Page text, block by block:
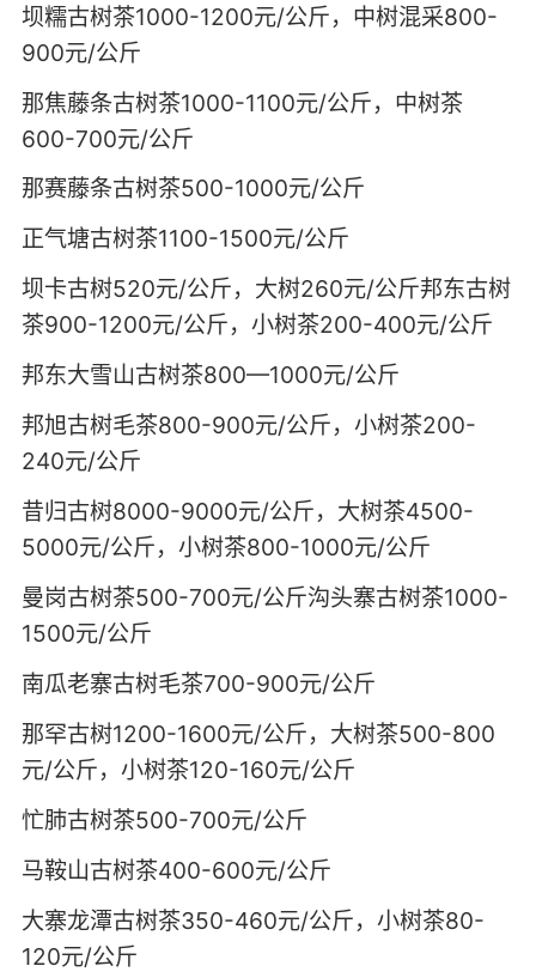
坝糯古树茶1000-1200元/公斤，中树混采800-
900元/公斤
那焦藤条古树茶1000-1100元/公斤，中树茶
600-700元/公斤
那赛藤条古树茶500-1000元/公斤
正气塘古树茶1100-1500元/公斤
坝卡古树520元/公斤，大树260元/公斤邦东古树
茶900-1200元/公斤，小树茶200-400元/公斤
邦东大雪山古树茶800—1000元/公斤
邦旭古树毛茶800-900元/公斤，小树茶200-
240元/公斤
昔归古树8000-9000元/公斤，大树茶4500-
5000元/公斤，小树茶800-1000元/公斤
曼岗古树茶500-700元/公斤沟头寨古树茶1000-
1500元/公斤
南瓜老寨古树毛茶700-900元/公斤
那罕古树1200-1600元/公斤，大树茶500-800
元/公斤，小树茶120-160元/公斤
忙肺古树茶500-700元/公斤
马鞍山古树茶400-600元/公斤
大寨龙潭古树茶350-460元/公斤，小树茶80-
120元/公斤